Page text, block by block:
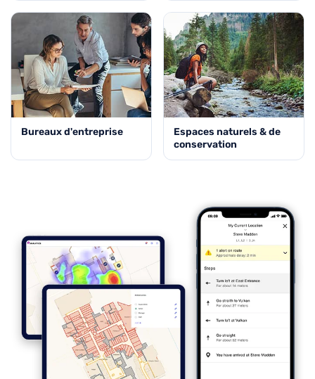
Bureaux d'entreprise
Espaces naturels & de
conservation